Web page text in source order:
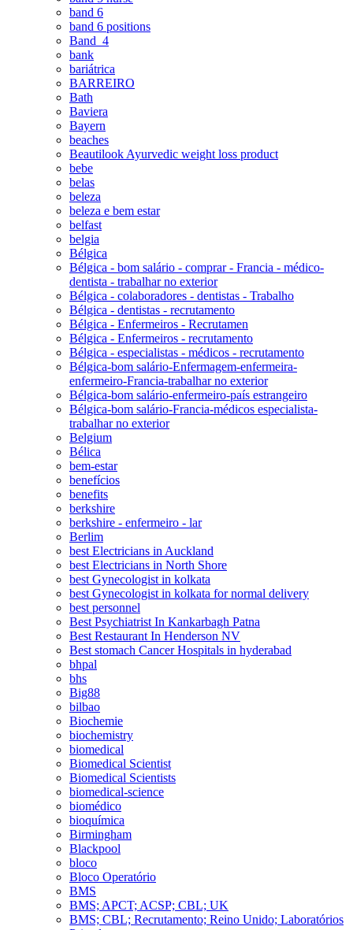
band 6
band 6 positions
Band_4
bank
bariátrica
BARREIRO
Bath
Baviera
Bayern
beaches
Beautilook Ayurvedic weight loss product
bebe
belas
beleza
beleza e bem estar
belfast
belgia
Bélgica
Bélgica - bom salário - comprar - Francia - médico-
dentista - trabalhar no exterior
Bélgica - colaboradores - dentistas - Trabalho
Bélgica - dentistas - recrutamento
Bélgica - Enfermeiros - Recrutamen
Bélgica - Enfermeiros - recrutamento
Bélgica - especialistas - médicos - recrutamento
Bélgica-bom salário-Enfermagem-enfermeira-
enfermeiro-Francia-trabalhar no exterior
Bélgica-bom salário-enfermeiro-país estrangeiro
Bélgica-bom salário-Francia-médicos especialista-
trabalhar no exterior
Belgium
Bélica
bem-estar
benefícios
benefits
berkshire
berkshire - enfermeiro - lar
Berlim
best Electricians in Auckland
best Electricians in North Shore
best Gynecologist in kolkata
best Gynecologist in kolkata for normal delivery
best personnel
Best Psychiatrist In Kankarbagh Patna
Best Restaurant In Henderson NV
Best stomach Cancer Hospitals in hyderabad
bhpal
bhs
Big88
bilbao
Biochemie
biochemistry
biomedical
Biomedical Scientist
Biomedical Scientists
biomedical-science
biomédico
bioquímica
Birmingham
Blackpool
bloco
Bloco Operatório
BMS
BMS; APCT; ACSP; CBL; UK
BMS; CBL; Recrutamento; Reino Unido; Laboratórios